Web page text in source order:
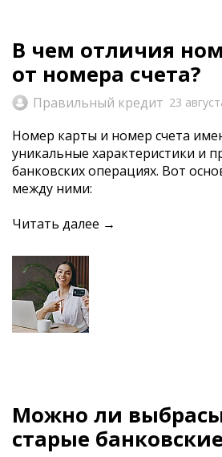
В чем отличия
от номера счета?
Правильный кредит 23
Номер карты и номер счета
уникальные характеристики и
банковских операциях. Вот
между ними:
Читать далее →
Можно ли
старые